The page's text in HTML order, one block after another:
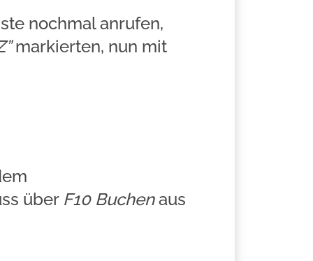
nochmal anrufen,
markierten, nun mit
über F10 Buchenaus